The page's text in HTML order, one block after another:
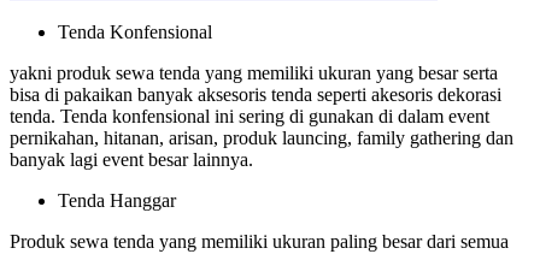
Tenda Konfensional
yakni produk sewa tenda yang memiliki ukuran yang besar serta
bisa di pakaikan banyak aksesoris tenda seperti akesoris dekorasi
tenda. Tenda konfensional ini sering di gunakan di dalam event
pernikahan, hitanan, arisan, produk launcing, family gathering dan
banyak lagi event besar lainnya.
Tenda Hanggar
Produk sewa tenda yang memiliki ukuran paling besar dari semua